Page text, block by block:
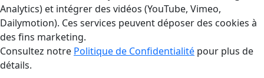
Analytics) et intégrer des vidéos (YouTube, Vimeo,
Dailymotion). Ces services peuvent déposer des cookies à
des fins marketing.
Consultez notre Politique de Confidentialité pour plus de
détails.